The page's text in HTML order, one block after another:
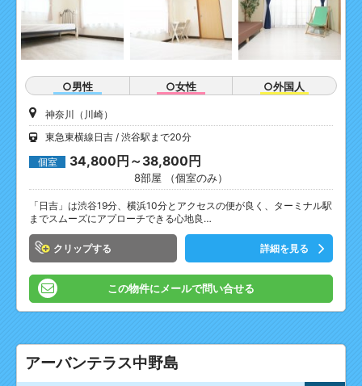
○男性 ○女性 ○外国人
神奈川（川崎）
東急東横線日吉
渋谷駅まで20分
個室 34,800円～38,800円
8部屋 （個室のみ）
「日吉」は渋谷19分、横浜10分とアクセスの便が良く、ターミナル駅
までスムーズにアプローチできる心地良…
クリップ 詳細を見る
この物件にメールで問い合せる
アーバンテラス中野島